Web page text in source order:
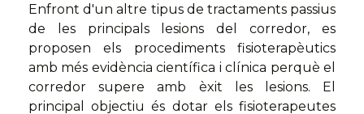
Enfront d'un altre tipus de tractaments passius
de les principals lesions del corredor, es
proposen els procediments fisioterapèutics
amb més evidència científica i clínica perquè el
corredor supere amb èxit les lesions. El
principal objectiu és dotar els fisioterapeutes